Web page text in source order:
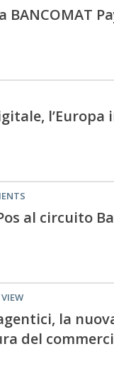
BANCOMAT
l’Europa
al circuito
la
del